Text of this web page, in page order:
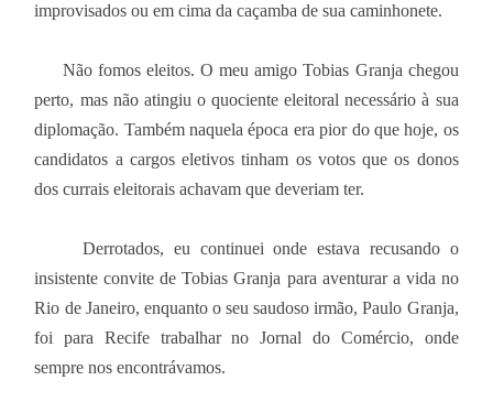
improvisados ou em cima da caçamba de sua caminhonete.
Não fomos eleitos. O meu amigo Tobias Granja chegou
perto, mas não atingiu o quociente eleitoral necessário à sua
diplomação. Também naquela época era pior do que hoje, os
candidatos a cargos eletivos tinham os votos que os donos
dos currais eleitorais achavam que deveriam ter.
Derrotados, eu continuei onde estava recusando o
insistente convite de Tobias Granja para aventurar a vida no
Rio de Janeiro, enquanto o seu saudoso irmão, Paulo Granja,
foi para Recife trabalhar no Jornal do Comércio, onde
sempre nos encontrávamos.